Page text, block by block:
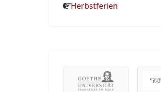
Herbstferien